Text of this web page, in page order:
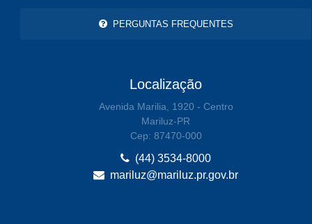
PERGUNTAS FREQUENTES
Localização
Avenida Marilia, 1920 - Centro
Mariluz-PR
Cep: 87470-000
(44) 3534-8000
mariluz@mariluz.pr.gov.br